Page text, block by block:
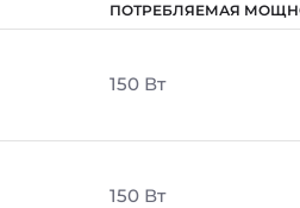
ПОТРЕБЛЯЕМАЯ
150 Вт
150 Вт